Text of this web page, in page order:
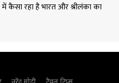
कैसा रहा है भारत और श्रीलंका का